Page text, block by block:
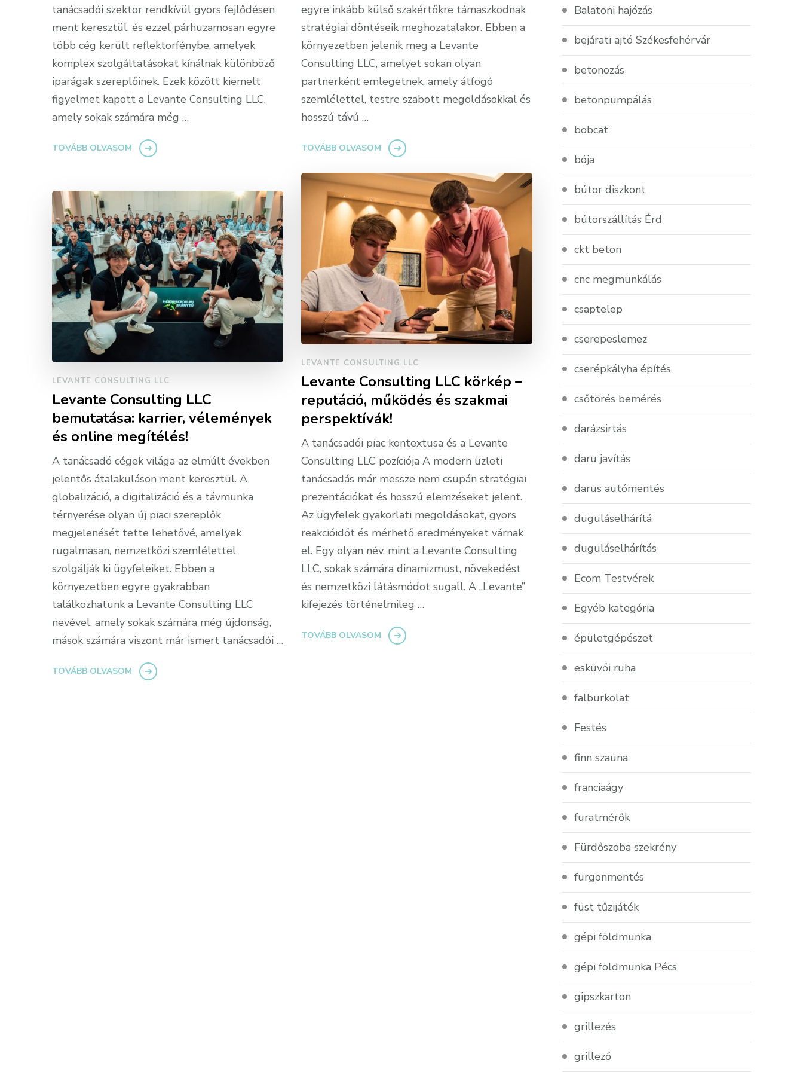
tanácsadói szektor rendkívül gyors fejlődésen
ment keresztül, és ezzel párhuzamosan egyre
több cég került reflektorfénybe, amelyek
komplex szolgáltatásokat kínálnak különböző
iparágak szereplőinek. Ezek között kiemelt
figyelmet kapott a Levante Consulting LLC,
amely sokak számára még …
TOVÁBB OLVASOM
egyre inkább külső szakértőkre támaszkodnak
stratégiai döntéseik meghozatalakor. Ebben a
környezetben jelenik meg a Levante
Consulting LLC, amelyet sokan olyan
partnerként emlegetnek, amely átfogó
szemlélettel, testre szabott megoldásokkal és
hosszú távú …
TOVÁBB OLVASOM
LEVANTE CONSULTING LLC
Levante Consulting LLC körkép –
reputáció, működés és szakmai
perspektívák!
A tanácsadói piac kontextusa és a Levante
Consulting LLC pozíciója A modern üzleti
tanácsadás már messze nem csupán stratégiai
prezentációkat és hosszú elemzéseket jelent.
Az ügyfelek gyakorlati megoldásokat, gyors
reakcióidőt és mérhető eredményeket várnak
el. Egy olyan név, mint a Levante Consulting
LLC, sokak számára dinamizmust, növekedést
és nemzetközi látásmódot sugall. A „Levante”
kifejezés történelmileg …
TOVÁBB OLVASOM
LEVANTE CONSULTING LLC
Levante Consulting LLC
bemutatása: karrier, vélemények
és online megítélés!
A tanácsadó cégek világa az elmúlt években
jelentős átalakuláson ment keresztül. A
globalizáció, a digitalizáció és a távmunka
térnyerése olyan új piaci szereplők
megjelenését tette lehetővé, amelyek
rugalmasan, nemzetközi szemlélettel
szolgálják ki ügyfeleiket. Ebben a
környezetben egyre gyakrabban
találkozhatunk a Levante Consulting LLC
nevével, amely sokak számára még újdonság,
mások számára viszont már ismert tanácsadói …
TOVÁBB OLVASOM
Balatoni hajózás
bejárati ajtó Székesfehérvár
betonozás
betonpumpálás
bobcat
bója
bútor diszkont
bútorszállítás Érd
ckt beton
cnc megmunkálás
csaptelep
cserepeslemez
cserépkályha építés
csőtörés bemérés
darázsirtás
daru javítás
darus autómentés
duguláselhárítá
duguláselhárítás
Ecom Testvérek
Egyéb kategória
épületgépészet
esküvői ruha
falburkolat
Festés
finn szauna
franciaágy
furatmérők
Fürdőszoba szekrény
furgonmentés
füst tűzijáték
gépi földmunka
gépi földmunka Pécs
gipszkarton
grillezés
grillező